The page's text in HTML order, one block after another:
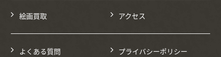
絵画買取 アクセス
よくある質問 プライバシーポリシー